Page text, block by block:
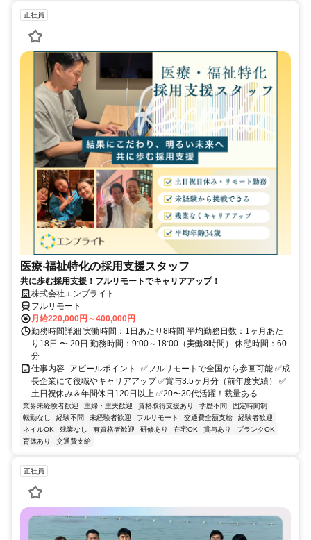
正社員
医療‧福祉特化の採用支援スタッフ
共に歩む採用支援！フルリモートでキャリアアップ！
株式会社エンブライト
フルリモート
月給220,000円～400,000円
勤務時間詳細 実働時間：1日あたり8時間 平均勤務日数：1ヶ月あた
り18日 〜 20日 勤務時間：9:00～18:00（実働8時間） 休憩時間：60
分
仕事内容 -アピールポイント- ✅フルリモートで全国から参画可能 ✅成
長企業にて役職やキャリアアップ ✅賞与3.5ヶ月分（前年度実績） ✅
土日祝休み＆年間休日120日以上 ✅20〜30代活躍！裁量ある...
業界未経験者歓迎 主婦・主夫歓迎 資格取得支援あり 学歴不問
固定時間制
転勤なし
経験不問 未経験者歓迎 フルリモート 交通費全額支給
経験者歓迎
ネイルOK
残業なし 有資格者歓迎 研修あり 在宅OK 賞与あり
ブランクOK
育休あり
交通費支給
正社員